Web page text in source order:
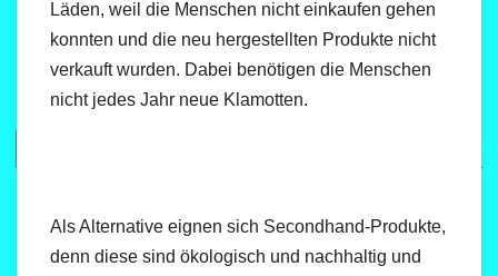
Läden, weil die Menschen nicht einkaufen gehen
konnten und die neu hergestellten Produkte nicht
verkauft wurden. Dabei benötigen die Menschen
nicht jedes Jahr neue Klamotten.
Als Alternative eignen sich Secondhand-Produkte,
denn diese sind ökologisch und nachhaltig und